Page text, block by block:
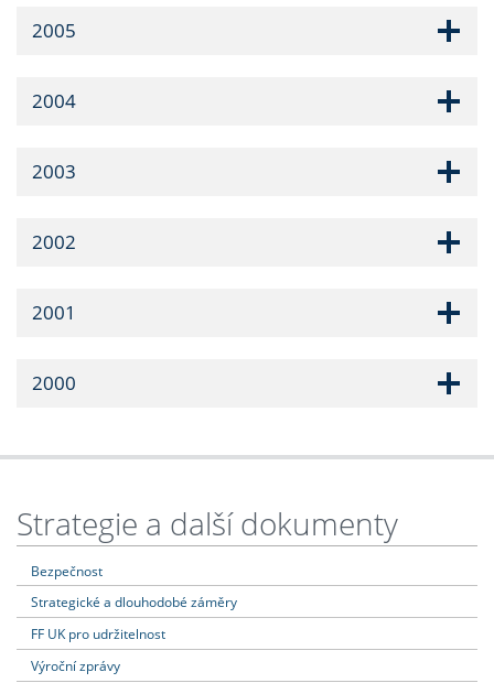
2005
2004
2003
2002
2001
2000
Strategie a další dokumenty
Bezpečnost
Strategické a dlouhodobé záměry
FF UK pro udržitelnost
Výroční zprávy